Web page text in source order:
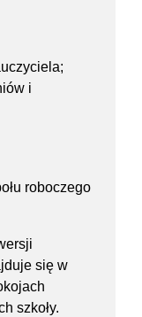
i
roboczego
się w
szkoły.